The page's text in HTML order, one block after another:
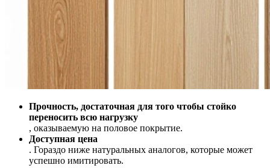
Прочность, достаточная для того чтобы стойко
переносить всю нагрузку
, оказываемую на половое покрытие.
Доступная цена
. Гораздо ниже натуральных аналогов, которые может
успешно имитировать.